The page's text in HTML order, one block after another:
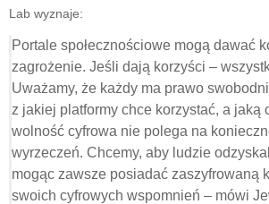
Lab wyznaje:
Portale społecznościowe mogą dawać
zagrożenie. Jeśli dają korzyści –
Uważamy, że każdy ma prawo
z jakiej platformy chce korzystać, a jaką
wolność cyfrowa nie polega na
wyrzeczeń. Chcemy, aby ludzie
mogąc zawsze posiadać zaszyfrowaną
swoich cyfrowych wspomnień – mówi